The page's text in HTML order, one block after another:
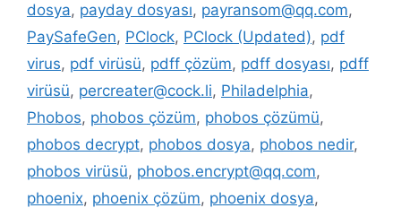
dosya, payday dosyası, payransom@qq.com,
PaySafeGen, PClock, PClock (Updated), pdf
virus, pdf virüsü, pdff çözüm, pdff dosyası, pdff
virüsü, percreater@cock.li, Philadelphia,
Phobos, phobos çözüm, phobos çözümü,
phobos decrypt, phobos dosya, phobos nedir,
phobos virüsü, phobos.encrypt@qq.com,
phoenix, phoenix çözüm, phoenix dosya,